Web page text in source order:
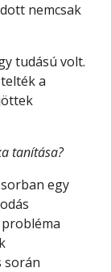
nemcsak
tudású volt.
a
tanítása?
egy
során